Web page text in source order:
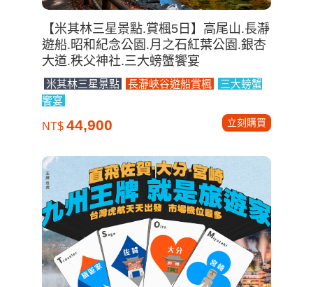
【米其林三星景點.賞楓5日】高尾山.長瀞
大道.秩父神社.三大螃蟹饗宴
米其林三星景點 長瀞峽谷遊船賞楓
三大螃蟹
NT$ 44,900 立刻購買